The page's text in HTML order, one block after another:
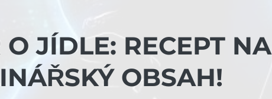
JÍDLE: RECEPT NA
OBSAH!